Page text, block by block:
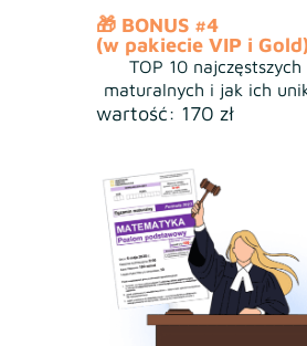
🎁 BONUS #4
(w pakiecie VIP i
TOP 10 najczęstszych
maturalnych i jak ich
wartość: 170 zł